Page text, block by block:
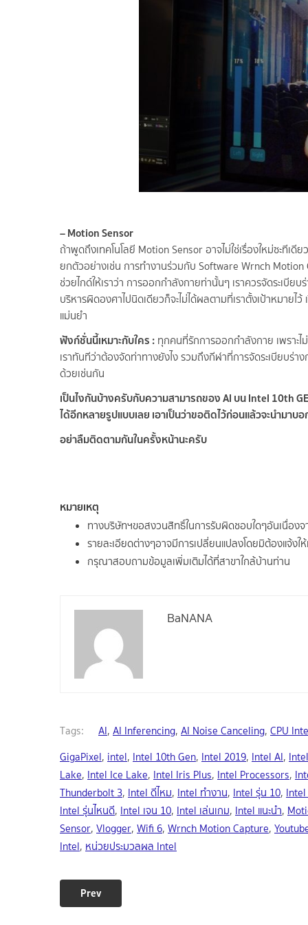
– Motion Sensor
ถ้าพูดถึงเทคโนโลยี Motion Sensor อาจไม่ใช่เรื่องใหม่ซะทีเ
ยกตัวอย่างเช่น การทำงานร่วมกับ Software Wrnch Motion
ช่วยไกด์ให้เราว่า การออกกำลังกายท่านั้นๆ เราควรจัดระเบีย
บริหารผิดองศาไปนิดเดียวก็จะไม่ได้ผลตามที่เราตั้งเป้าหมายไ
แม่นยำ
ฟังก์ชั่นนี้เหมาะกับใคร : ทุกคนที่รักการออกกำลังกาย เพราะไ
เราทันทีว่าต้องจัดท่าทางยังไง รวมถึงกีฬาที่การจัดระเบีย
ด้วยเช่นกัน
เป็นไงกันบ้างครับกับความสามารถของ AI บน Intel 10th
ได้อีกหลายรูปแบบเลย เอาเป็นว่าขอติดไว้ก่อนแล้วจะนำมา
อย่าลืมติดตามกันในครั้งหน้านะครับ
หมายเหตุ
ทางบริษัทฯขอสงวนสิทธิ์ในการรับผิดชอบใดๆอันเนื่อ
รายละเอียดต่างๆอาจมีการเปลี่ยนแปลงโดยมิต้องแจ้งใ
กรุณาสอบถามข้อมูลเพิ่มเติมได้ที่สาขาใกล้บ้านท่าน
BaNANA
Tags: AI, AI Inferencing, AI Noise Canceling, CPU
GigaPixel, intel, Intel 10th Gen, Intel 2019, Intel AI,
Lake, Intel Ice Lake, Intel Iris Plus, Intel Processors,
Thunderbolt 3, Intel ดีไหม, Intel ทำงาน, Intel รุ่น 10, Intel
Intel รุ่นไหนดี, Intel เจน 10, Intel เล่นเกม, Intel แนะนำ,
Sensor, Vlogger, Wifi 6, Wrnch Motion Capture,
Intel, หน่วยประมวลผล Intel
Prev